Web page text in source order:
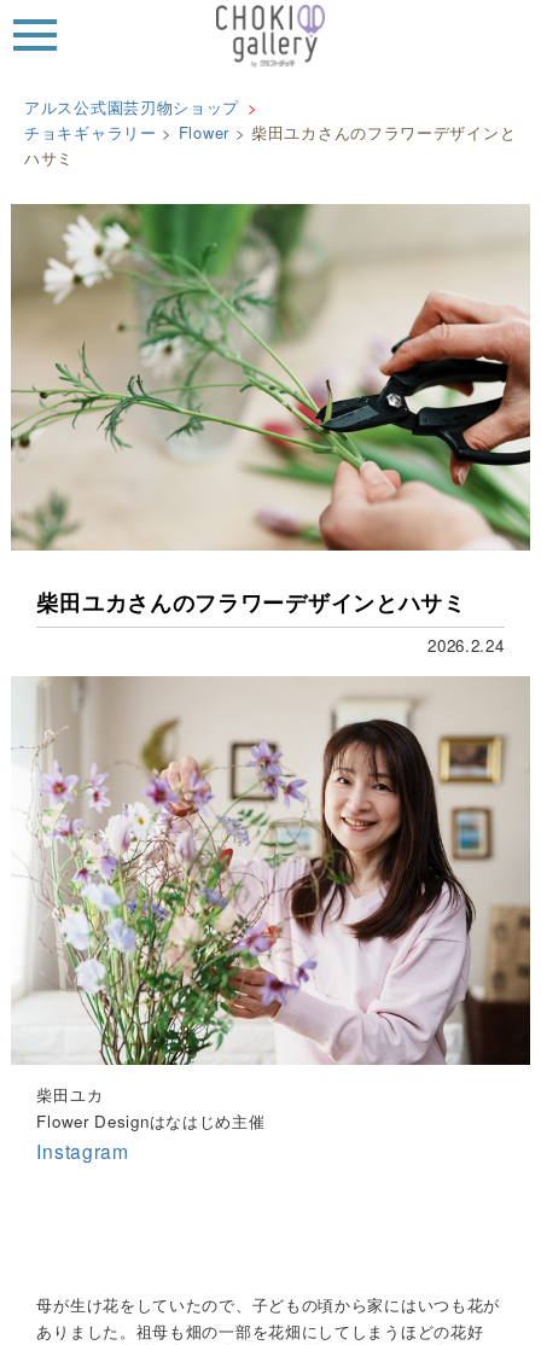
MEN
アルス公式園芸刃物ショップ
チョキギャラリー > Flower>柴田ユカさんのフラワーデザインと
ハサミ
柴田ユカさんのフラワーデザインとハサミ
2026.2.24
柴田ユカ
Flower Designはなはじめ主催
Instagram
母が生け花をしていたので、子どもの頃から家にはいつも花が
ありました。祖母も畑の一部を花畑にしてしまうほどの花好